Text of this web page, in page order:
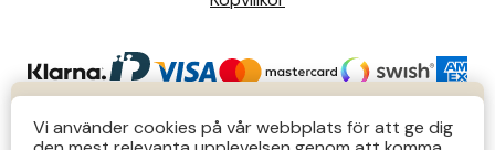
KUNDTJÄNST
Vi använder cookies på vår webbplats för att ge dig